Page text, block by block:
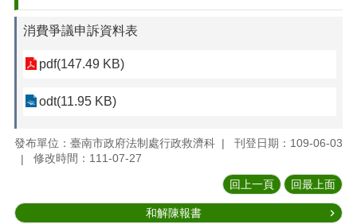
消費爭議申訴資料表
pdf(147.49 KB)
odt(11.95 KB)
發布單位：臺南市政府法制處行政救濟科
刊登日期：109-06-03
修改時間：111-07-27
回上一頁 回最上面
和解陳報書